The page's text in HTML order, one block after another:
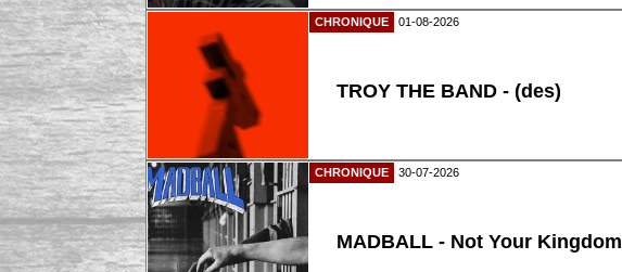
CHRONIQUE 01-08-2026
TROY THE BAND - (des)
CHRONIQUE 30-07-2026
MADBALL - Not Your Kingdom